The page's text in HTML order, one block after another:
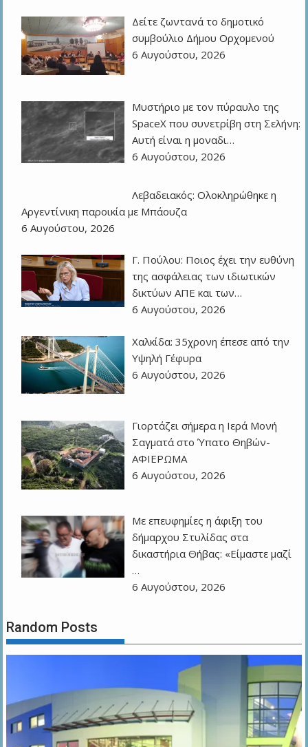
Δείτε ζωντανά το δημοτικό
συμβούλιο Δήμου Ορχομενού
6 Αυγούστου, 2026
Μυστήριο με τον πύραυλο της
SpaceX που συνετρίβη στη Σελήνη:
Αυτή είναι η μοναδι…
6 Αυγούστου, 2026
Λεβαδειακός: Ολοκληρώθηκε η
Αργεντίνικη παροικία με Μπάουζα
6 Αυγούστου, 2026
Γ. Πούλου: Ποιος έχει την ευθύνη
της ασφάλειας των ιδιωτικών
δικτύων ΑΠΕ και των…
6 Αυγούστου, 2026
Χαλκίδα: 35χρονη έπεσε από την
Υψηλή Γέφυρα
6 Αυγούστου, 2026
Γιορτάζει σήμερα η Ιερά Μονή
Σαγματά στο Ύπατο Θηβών-
ΑΦΙΕΡΩΜΑ
6 Αυγούστου, 2026
Με επευφημίες η άφιξη του
δήμαρχου Στυλίδας στα
δικαστήρια Θήβας: «Είμαστε μαζί
…
6 Αυγούστου, 2026
Random Posts